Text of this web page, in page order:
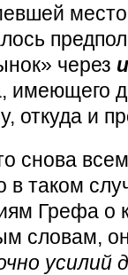
через
имеющего
откуда и
снова
в таком
Грефа о
словам,
усилий